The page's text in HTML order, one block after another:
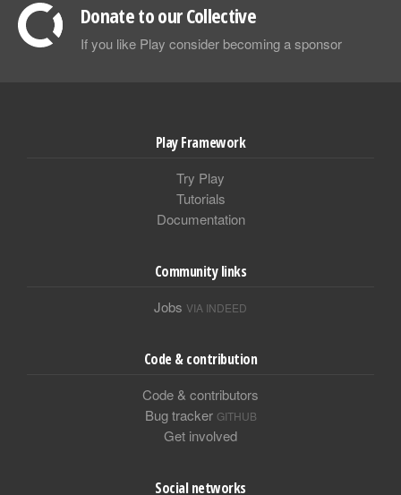
Donate to our Collective
If you like Play consider becoming a sponsor
Play Framework
Try Play
Tutorials
Documentation
Community links
Jobs VIA INDEED
Code & contribution
Code & contributors
Bug tracker GITHUB
Get involved
Social networks